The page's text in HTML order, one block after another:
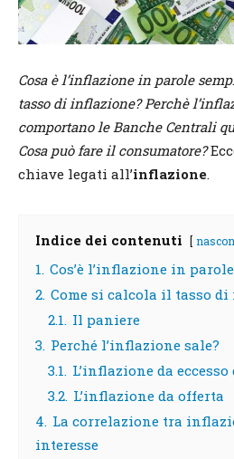
Cosa è l’inflazione in parole
tasso di inflazione? Perchè
comportano le Banche Centrali
Cosa può fare il consumatore?
chiave legati all’inflazione.
Indice dei contenuti
1. Cos’è l’inflazione in
2. Come si calcola il tasso
2.1. Il paniere
3. Perché l’inflazione sale?
3.1. L’inflazione da
3.2. L’inflazione da offerta
4. La correlazione tra
interesse